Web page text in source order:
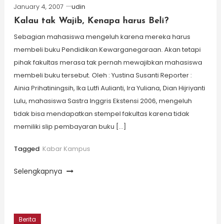
January 4, 2007
udin
Kalau tak Wajib, Kenapa harus Beli?
Sebagian mahasiswa mengeluh karena mereka harus
membeli buku Pendidikan Kewarganegaraan. Akan tetapi
pihak fakultas merasa tak pernah mewajibkan mahasiswa
membeli buku tersebut. Oleh : Yustina Susanti Reporter :
Ainia Prihatiningsih, Ika Lutfi Aulianti, Ira Yuliana, Dian Hijriyanti
Lulu, mahasiswa Sastra Inggris Ekstensi 2006, mengeluh
tidak bisa mendapatkan stempel fakultas karena tidak
memiliki slip pembayaran buku […]
Tagged Kabar Kampus
Selengkapnya
Berita